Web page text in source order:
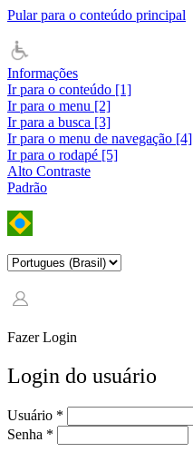
Pular para o conteúdo principal
Informações
Ir para o conteúdo [1]
Ir para o menu [2]
Ir para a busca [3]
Ir para o menu de navegação [4]
Ir para o rodapé [5]
Alto Contraste
Padrão
Fazer Login
Login do usuário
Usuário *
Senha *